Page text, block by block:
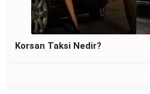
Korsan Taksi Nedir?